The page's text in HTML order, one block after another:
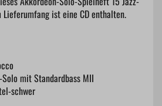
ist eine CD enthalten.
mit Standardbass MII
schwer